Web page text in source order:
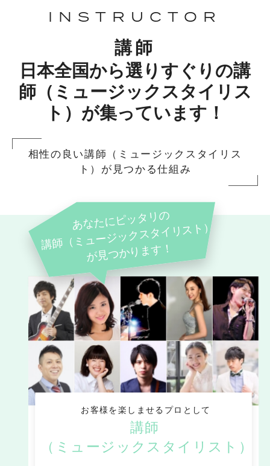
INSTRUCTOR
講師
日本全国から選りすぐりの講
師（ミュージックスタイリス
ト）が集っています！
相性の良い講師（ミュージックスタイリス
ト）が見つかる仕組み